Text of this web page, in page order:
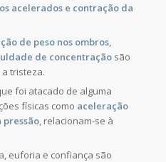
acelerados e contração da
de peso nos ombros,
de concentraçãosão
tristeza.
foi atacado de alguma
físicas como aceleração
pressão, relacionam-se à
euforia e confiança são